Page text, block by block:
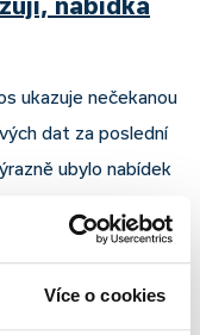
Více o cookies
ukazuje nečekanou
dat za poslední
ubylo nabídek